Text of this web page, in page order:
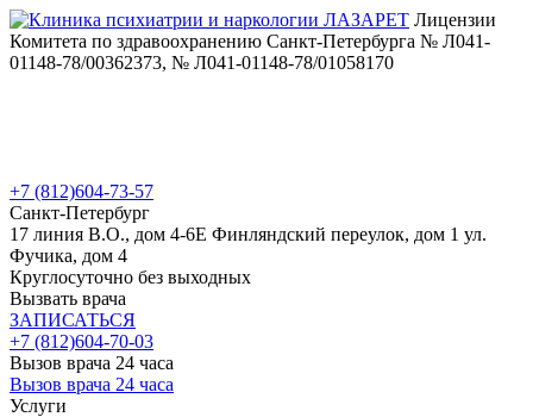
Лицензии
Комитета по здравоохранению Санкт-Петербурга № Л041-
01148-78/00362373, № Л041-01148-78/01058170
+7 (812)604-73-57
Санкт-Петербург
17 линия В.О., дом 4-6Е Финляндский переулок, дом 1 ул.
Фучика, дом 4
Круглосуточно без выходных
Вызвать врача
ЗАПИСАТЬСЯ
+7 (812)604-70-03
Вызов врача 24 часа
Вызов врача 24 часа
Услуги